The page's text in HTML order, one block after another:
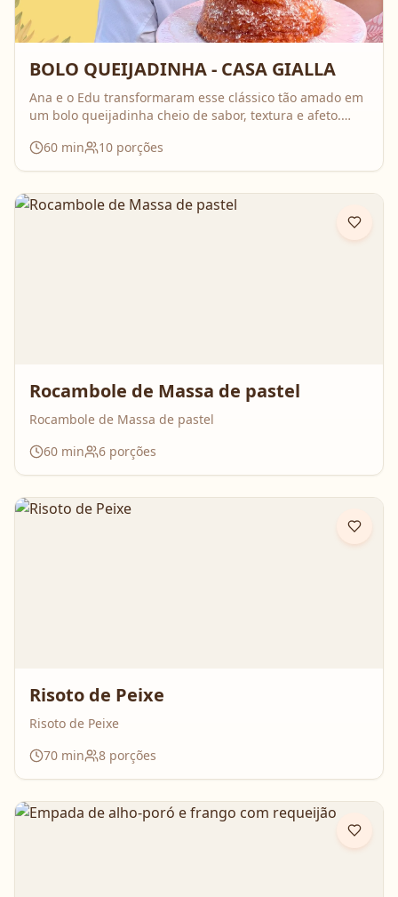
BOLO QUEIJADINHA - CASA GIALLA
Ana e o Edu transformaram esse clássico tão amado em
um bolo queijadinha cheio de sabor, textura e afeto.
que surpreende no resultado e perfuma a casa inteira
enquanto assa. Aperte o play, acompanhe o passo a
impossível de resistir 💛
60 min 10 porções
Rocambole de Massa de pastel
Rocambole de Massa de pastel
60 min 6 porções
Risoto de Peixe
Risoto de Peixe
70 min 8 porções